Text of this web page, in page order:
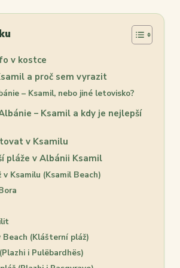
v kostce
a proč sem vyrazit
– Ksamil, nebo jiné letovisko?
– Ksamil a kdy je nejlepší
v Ksamilu
pláže v Albánii Ksamil
v Ksamilu (Ksamil Beach)
(Klášterní pláž)
i Pulëbardhës)